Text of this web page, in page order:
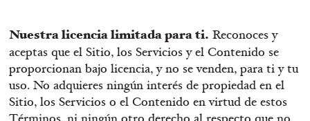
Nuestra licencia limitada para ti. Reconoces y
aceptas que el Sitio, los Servicios y el Contenido se
proporcionan bajo licencia, y no se venden, para ti y tu
uso. No adquieres ningún interés de propiedad en el
Sitio, los Servicios o el Contenido en virtud de estos